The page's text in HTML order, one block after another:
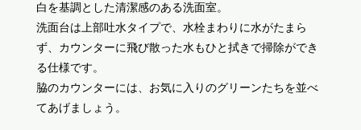
白を基調とした清潔感のある洗面室。
洗面台は上部吐水タイプで、水栓まわりに水がたまら
ず、カウンターに飛び散った水もひと拭きで掃除ができ
る仕様です。
脇のカウンターには、お気に入りのグリーンたちを並べ
てあげましょう。